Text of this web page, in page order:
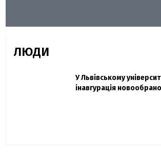
ЛЮДИ
Павло Дак
«Час не лікує, лише
Захисник "Азовсталі"
одружився та показав
У Львівському
інавгурація